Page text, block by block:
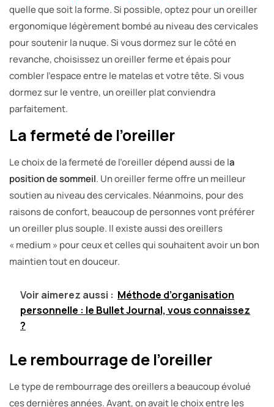
quelle que soit la forme. Si possible, optez pour un oreiller
ergonomique légèrement bombé au niveau des cervicales
pour soutenir la nuque. Si vous dormez sur le côté en
revanche, choisissez un oreiller ferme et épais pour
combler l’espace entre le matelas et votre tête. Si vous
dormez sur le ventre, un oreiller plat conviendra
parfaitement.
La fermeté de l’oreiller
Le choix de la fermeté de l’oreiller dépend aussi de la
position de sommeil. Un oreiller ferme offre un meilleur
soutien au niveau des cervicales. Néanmoins, pour des
raisons de confort, beaucoup de personnes vont préférer
un oreiller plus souple. Il existe aussi des oreillers
« medium » pour ceux et celles qui souhaitent avoir un bon
maintien tout en douceur.
Voir aimerez aussi : Méthode d’organisation
personnelle : le Bullet Journal, vous connaissez
?
Le rembourrage de l’oreiller
Le type de rembourrage des oreillers a beaucoup évolué
ces dernières années. Avant, on avait le choix entre les